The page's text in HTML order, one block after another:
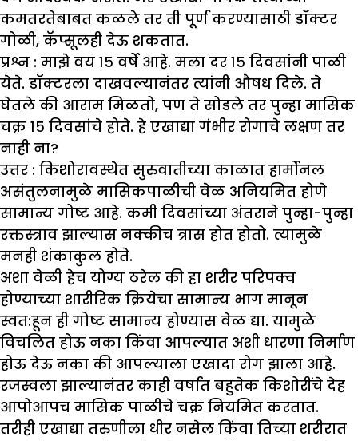
कमतरतेबाबत कळले तर ती पूर्ण करण्यासाठी डॉक्टर
गोळी, कॅप्सूलही देऊ शकतात.
प्रश्न : माझेवय १५ वर्षे आहे. मला दर १५ दिवसांनी पाळी
येते. डॉक्टरला दाखवल्यानंतर त्यांनी औषध दिले. ते
घेतले की आराम मिळतो, पण ते सोडले तर पुन्हा मासिक
चक्र १५ दिवसांचे होते. हे एखाद्या गंभीर रोगाचे लक्षण तर
नाही ना?
उत्तर : किशोरावस्थेत सुरुवातीच्या काळात हार्मोनल
असंतुलनामुळे मासिकपाळीची वेळ अनियमित होणे
सामान्य गोष्ट आहे. कमी दिवसांच्या अंतराने पुन्हा-पुन्हा
रक्तस्त्राव झाल्यास नक्कीच त्रास होत होतो. त्यामुळे
मनही शंकाकुल होते.
अशा वेळी हेच योग्य ठरेल की हा शरीर परिपक्व
होण्याच्या शारीरिक क्रियेचा सामान्य भाग मानून
स्वत:हून ही गोष्ट सामान्य होण्यास वेळ द्या. यामुळे
विचलित होऊ नका किंवा आपल्यात अशी धारणा निर्माण
होऊ देऊ नका की आपल्याला एखादा रोग झाला आहे.
रजस्वला झाल्यानंतर काही वर्षांत बहुतेक किशोरींचे देह
आपोआपच मासिक पाळीचे चक्र नियमित करतात.
तरीही एखाद्या तरुणीला धीर नसेल किंवा तिच्या शरीरात